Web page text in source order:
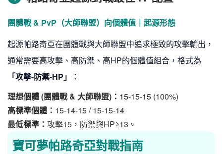
團體戰 & PvP（大師聯盟）向個體值｜起源形態
起源帕路奇亞在團體戰與大師聯盟中追求極致的攻擊輸出，
通常需要高攻擊、高防禦、高HP的個體值組合，格式為
「攻擊-防禦-HP」
：
理想個體 (團體戰 & 大師聯盟)： 15-15-15 (100%)
高標準個體： 15-14-15 / 15-15-14
最低標準： 攻擊15，防禦與HP≥13。
寶可夢帕路奇亞對戰指南